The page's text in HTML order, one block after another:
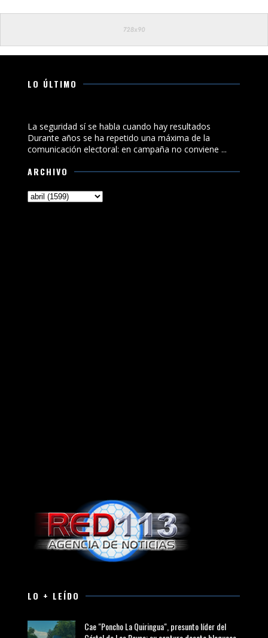
LO ÚLTIMO
La seguridad sí se habla cuando hay resultados
Durante años se ha repetido una máxima de la
comunicación electoral: en campaña no conviene ...
ARCHIVO
LO + LEÍDO
Cae "Poncho La Quiringua", presunto líder del